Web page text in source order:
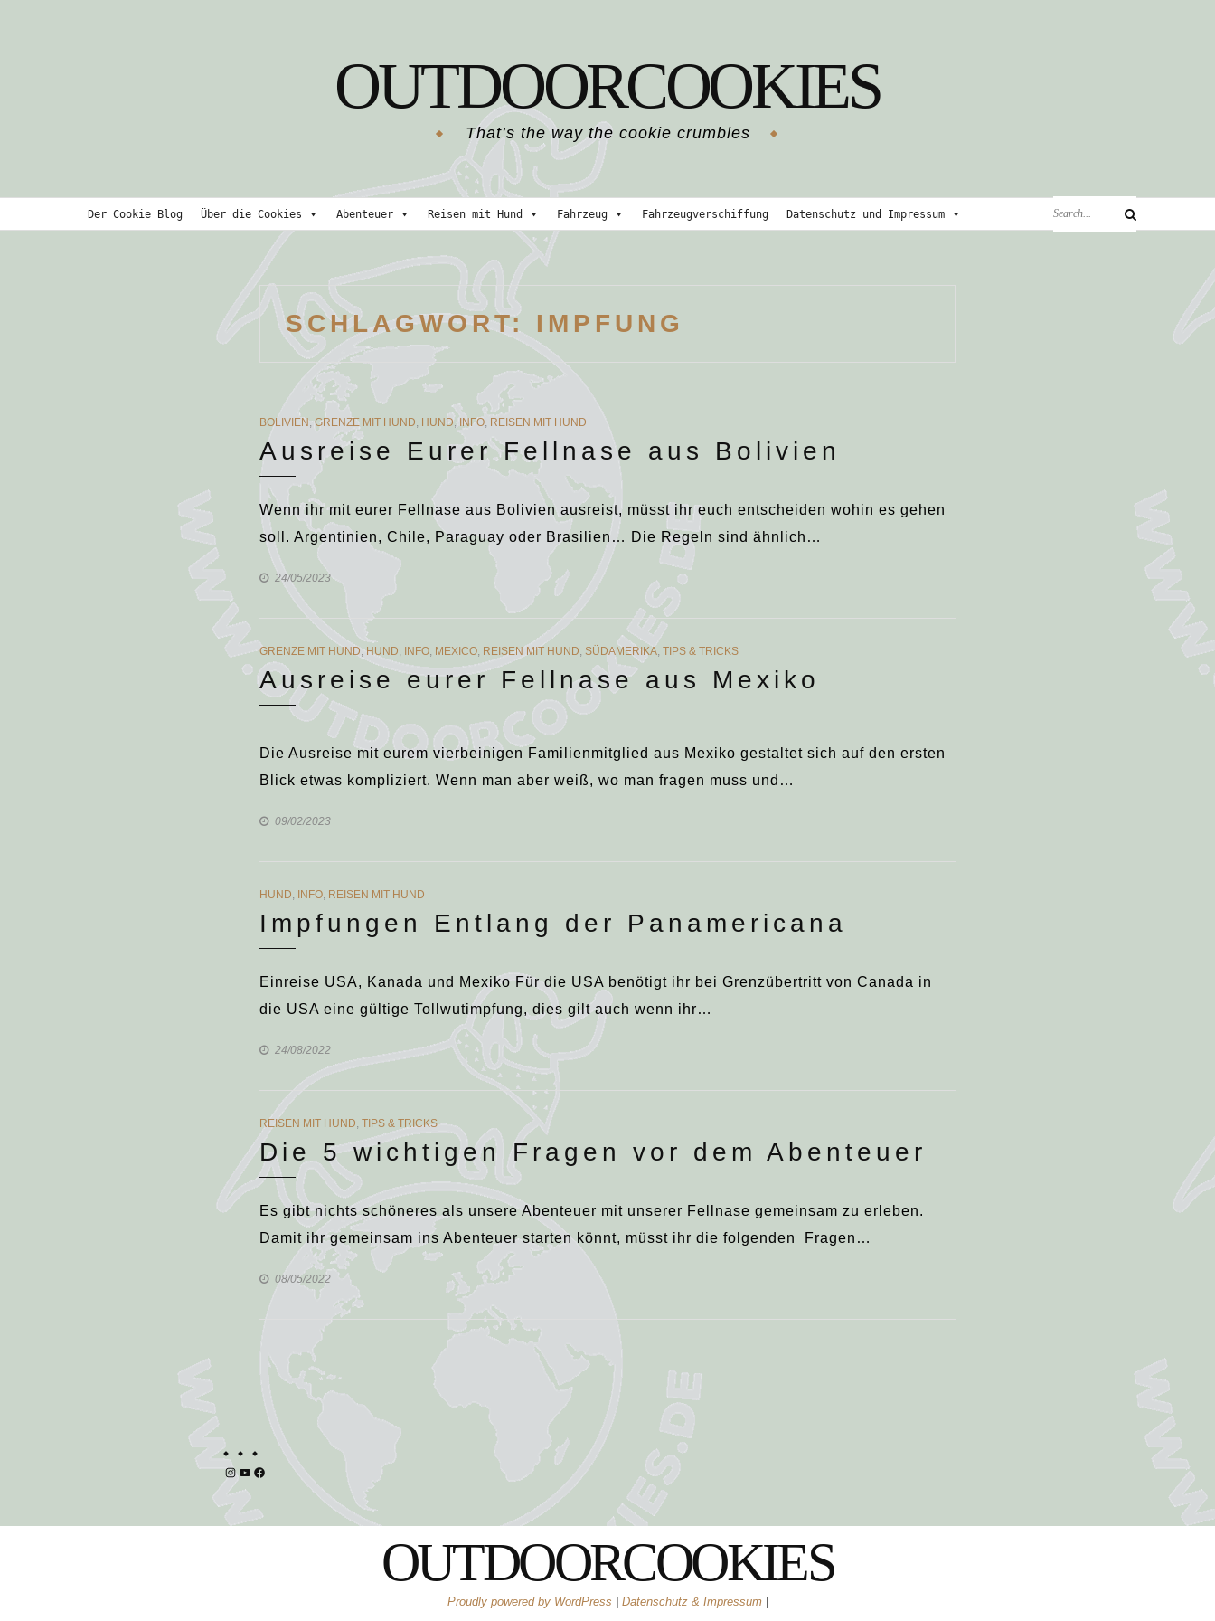
OUTDOORCOOKIES
That’s the way the cookie crumbles
Der Cookie Blog Über die Cookies Abenteuer Reisen mit Hund Fahrzeug Fahrzeugverschiffung Datenschutz und Impressum
Search
for:
Search
SCHLAGWORT: IMPFUNG
CATEGORIES
BOLIVIEN ,GRENZE MIT HUND, HUND, INFO, REISEN MIT HUND
Ausreise Eurer Fellnase aus Bolivien
Wenn ihr mit eurer Fellnase aus Bolivien ausreist, müsst ihr euch entscheiden wohin es gehen
soll. Argentinien, Chile, Paraguay oder Brasilien… Die Regeln sind ähnlich…
24/05/2023
CATEGORIES
GRENZE MIT HUND, HUND, INFO, MEXICO, REISEN MIT HUND,SÜDAMERIKA,TIPS & TRICKS
Ausreise eurer Fellnase aus Mexiko
Die Ausreise mit eurem vierbeinigen Familienmitglied aus Mexiko gestaltet sich auf den ersten
Blick etwas kompliziert. Wenn man aber weiß, wo man fragen muss und…
09/02/2023
CATEGORIES
HUND, INFO, REISEN MIT HUND
Impfungen Entlang der Panamericana
Einreise USA, Kanada und Mexiko Für die USA benötigt ihr bei Grenzübertritt von Canada in
die USA eine gültige Tollwutimpfung, dies gilt auch wenn ihr…
24/08/2022
CATEGORIES
REISEN MIT HUND,TIPS & TRICKS
Die 5 wichtigen Fragen vor dem Abenteuer
Es gibt nichts schöneres als unsere Abenteuer mit unserer Fellnase gemeinsam zu erleben.
Damit ihr gemeinsam ins Abenteuer starten könnt, müsst ihr die folgenden Fragen…
08/05/2022
Instagram
YouTube
Facebook
OUTDOORCOOKIES
Proudly powered by WordPress Datenschutz & Impressum